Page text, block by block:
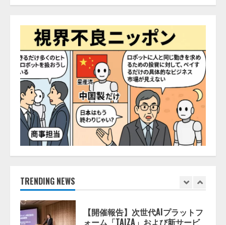
TRENDING NEWS
2026/08/07/13:53:50
5
ナレッジワーク、AIエンジニア油
スAIエージェントOS」「営業領域
の業界特化LLM」の開発とAI研究
開発をリード
2026/08/07/10:54:31
1
【ドローン
AI】ドローン操縦を
AIがアドバイス「AIコーチ」をリ
リース
2026/08/09/01:53:44
2
【開催報告】次世代AIプラットフ
ォーム「TAIZA」および新サービ
lmessage、MCP接続機能を強化
し、AIから設定操作できる機能を